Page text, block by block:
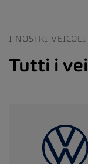
I NOSTRI VEICOLI
Tutti i